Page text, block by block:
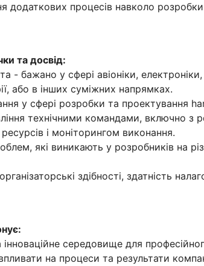
додаткових процесів навколо
та досвід:
- бажано у сфері авіоніки,
або в інших суміжних напрямках.
у сфері розробки та проектування
технічними командами, включно з
і моніторингом виконання.
які виникають у розробників на
здібності, здатність
середовище для
на процеси та результати